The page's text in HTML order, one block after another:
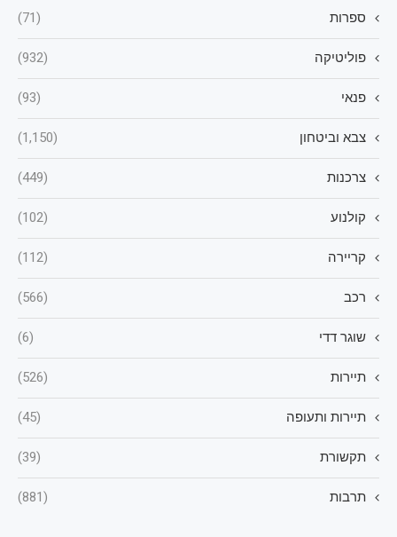
ספרות (71)
פוליטיקה (932)
פנאי (93)
צבא וביטחון (1,150)
צרכנות (449)
קולנוע (102)
קריירה (112)
רכב (566)
שוגר דדי (6)
תיירות (526)
תיירות ותעופה (45)
תקשורת (39)
תרבות (881)